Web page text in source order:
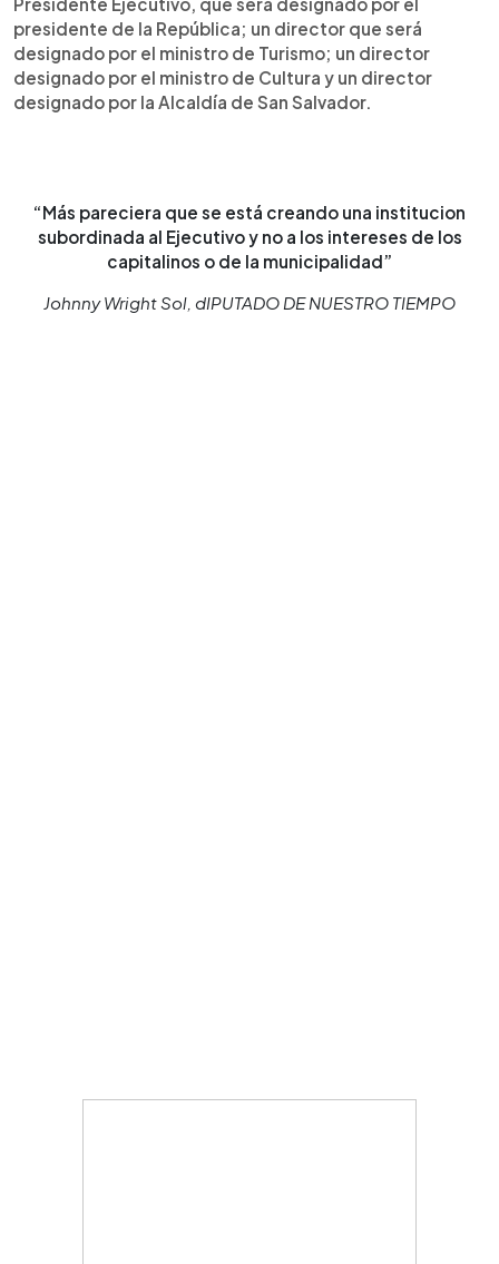
presidente de la República; un director que será
designado por el ministro de Turismo; un director
designado por el ministro de Cultura y un director
designado por la Alcaldía de San Salvador.
“Más pareciera que se está creando una institucion
subordinada al Ejecutivo y no a los intereses de los
capitalinos o de la municipalidad”
Johnny Wright Sol, dIPUTADO DE NUESTRO TIEMPO